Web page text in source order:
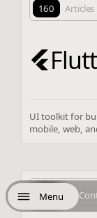
Menu
160 Articles
UI toolkit for
mobile, web,
144 Articles